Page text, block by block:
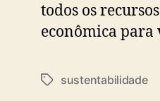
todos os
econômica para
sustentabilidade